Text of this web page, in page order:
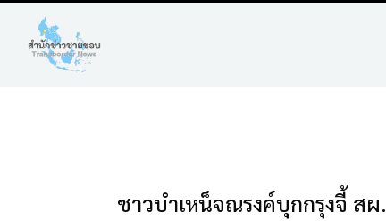
ชาวบำเหน็จณรงค์บุกกรุงจี้ ส